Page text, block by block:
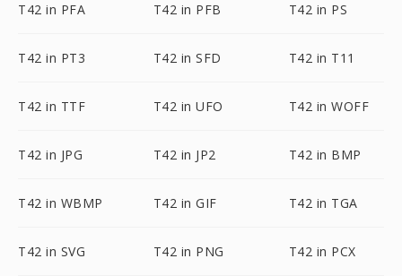
T42 in PFA T42 in PFB T42 in PS
T42 in PT3 T42 in SFD T42 in T11
T42 in TTF T42 in UFO T42 in WOFF
T42 in JPG T42 in JP2 T42 in BMP
T42 in WBMP T42 in GIF T42 in TGA
T42 in SVG T42 in PNG T42 in PCX